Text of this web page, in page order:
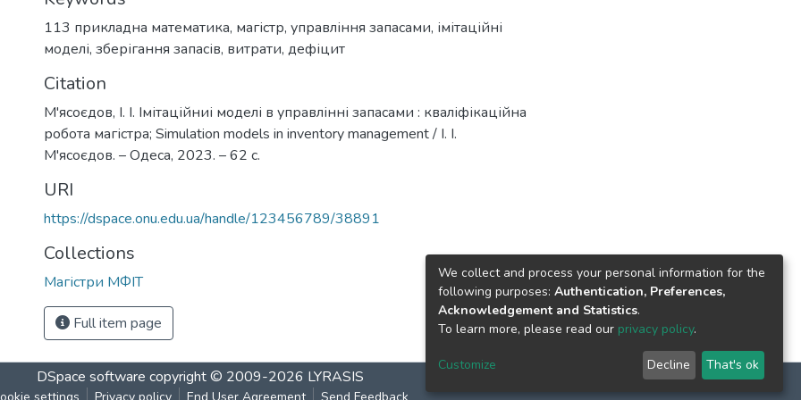
113 прикладна математика, магістр, управління запасами, імітаційні
моделі, зберігання запасів, витрати, дефіцит
Citation
М'ясоєдов, І. І. Імітаційниі моделі в управлінні запасами : кваліфікаційна
робота магістра; Simulation models in inventory management / І. І.
М'ясоєдов. – Одеса, 2023. – 62 с.
URI
https://dspace.onu.edu.ua/handle/123456789/38891
Collections
Магістри МФІТ
Full item page
DSpace software copyright © 2009-2026 LYRASIS
We collect and process your personal information for the
following purposes: Authentication, Preferences,
Acknowledgement and Statistics.
To learn more, please read our privacy policy.
Customize Decline That's ok